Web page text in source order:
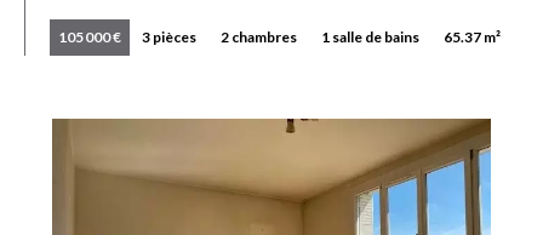
105 000 € 3 pièces 2 chambres 1 salle de bains 65.37 m²